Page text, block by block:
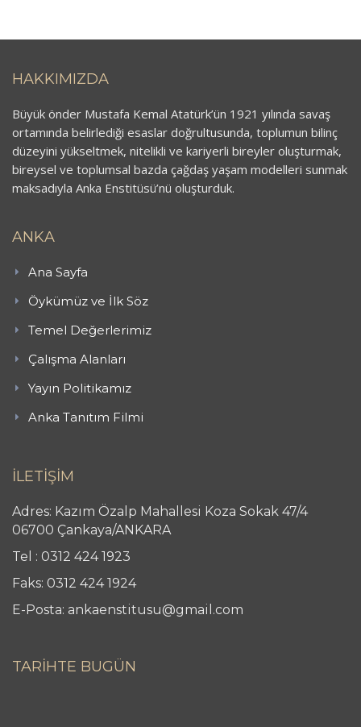
HAKKIMIZDA
Büyük önder Mustafa Kemal Atatürk’ün 1921 yılında savaş
ortamında belirlediği esaslar doğrultusunda, toplumun bilinç
düzeyini yükseltmek, nitelikli ve kariyerli bireyler oluşturmak,
bireysel ve toplumsal bazda çağdaş yaşam modelleri sunmak
maksadıyla Anka Enstitüsü’nü oluşturduk.
ANKA
Ana Sayfa
Öykümüz ve İlk Söz
Temel Değerlerimiz
Çalışma Alanları
Yayın Politikamız
Anka Tanıtım Filmi
İLETİŞİM
Adres: Kazım Özalp Mahallesi Koza Sokak 47/4
06700 Çankaya/ANKARA
Tel : 0312 424 1923
Faks: 0312 424 1924
E-Posta: ankaenstitusu@gmail.com
TARİHTE BUGÜN